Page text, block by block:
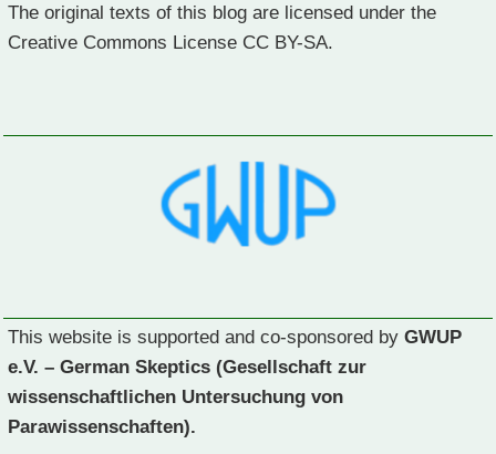
The original texts of this blog are licensed under the
Creative Commons License CC BY-SA.
This website is supported and co-sponsored by GWUP
e.V. – German Skeptics (Gesellschaft zur
wissenschaftlichen Untersuchung von
Parawissenschaften).